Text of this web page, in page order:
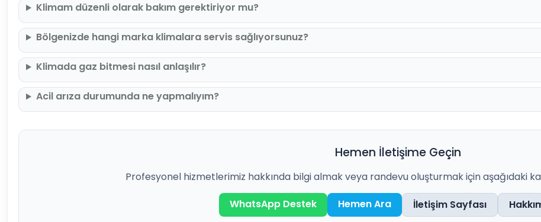
Klimam düzenli olarak bakım gerektiriyor mu?
Bölgenizde hangi marka klimalara servis sağlıyorsunuz?
Klimada gaz bitmesi nasıl anlaşılır?
Acil arıza durumunda ne yapmalıyım?
Hemen İletişime Geçin
Profesyonel hizmetlerimiz hakkında bilgi almak veya randevu oluşturmak için aşağıdaki
WhatsApp Destek
Hemen Ara İletişim Sayfası